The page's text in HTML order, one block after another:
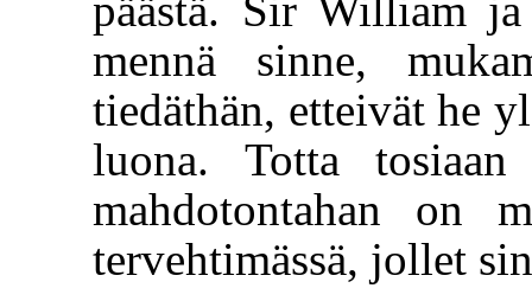
päästä. Sir William
mennä sinne,
tiedäthän, etteivät he
luona. Totta
mahdotontahan on
tervehtimässä, jollet